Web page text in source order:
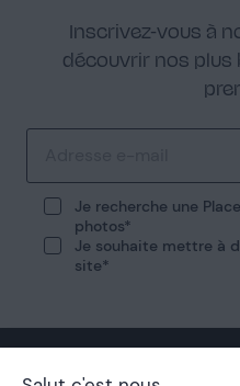
Inscrivez-vous à
découvrir nos plus
Je recherche une
photos
Je souhaite mettre à
site